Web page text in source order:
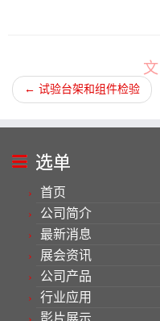
← 试验台架和组件检验
选单
首页
公司简介
最新消息
展会资讯
公司产品
行业应用
影片展示